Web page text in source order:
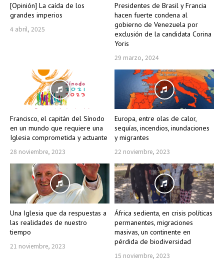
[Opinión] La caída de los
grandes imperios
4 abril, 2025
Presidentes de Brasil y Francia
hacen fuerte condena al
gobierno de Venezuela por
exclusión de la candidata Corina
Yoris
29 marzo, 2024
Francisco, el capitán del Sínodo
en un mundo que requiere una
Iglesia comprometida y actuante
28 noviembre, 2023
Europa, entre olas de calor,
sequías, incendios, inundaciones
y migrantes
22 noviembre, 2023
Una Iglesia que da respuestas a
las realidades de nuestro
tiempo
21 noviembre, 2023
África sedienta, en crisis políticas
permanentes, migraciones
masivas, un continente en
pérdida de biodiversidad
15 noviembre, 2023